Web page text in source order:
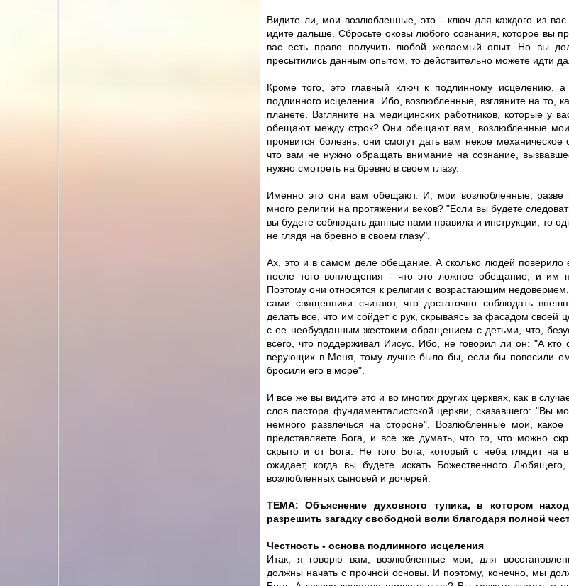
Видите ли, мои возлюбленные, это - ключ для каждого из
идите дальше. Сбросьте оковы любого сознания, которое вы
вас есть право получить любой желаемый опыт. Но вы
пресытились данным опытом, то действительно можете идти
Кроме того, это главный ключ к подлинному исцелению, а
подлинного исцеления. Ибо, возлюбленные, взгляните на то,
планете. Взгляните на медицинских работников, которые у
обещают между строк? Они обещают вам, возлюбленные
проявится болезнь, они смогут дать вам некое
что вам не нужно обращать внимание на сознание,
нужно смотреть на бревно в своем глазу.
Именно это они вам обещают. И, мои возлюбленные,
много религий на протяжении веков? "Если вы будете
вы будете соблюдать данные нами правила и инструкции, то
не глядя на бревно в своем глазу".
Ах, это и в самом деле обещание. А сколько людей поверило
после того воплощения - что это ложное обещание, и им
Поэтому они относятся к религии с возрастающим
сами священники считают, что достаточно соблюдать
делать все, что им сойдет с рук, скрываясь за фасадом своей
с ее необузданным жестоким обращением с детьми, что,
всего, что поддерживал Иисус. Ибо, не говорил ли он: "А кто
верующих в Меня, тому лучше было бы, если бы повесили
бросили его в море".
И все же вы видите это и во многих других церквях, как в
слов пастора фундаменталистской церкви, сказавшего: "Вы
немного развлечься на стороне". Возлюбленные мои,
представляете Бога, и все же думать, что то, что можно
скрыто и от Бога. Не того Бога, который с неба глядит на
ожидает, когда вы будете искать Божественного
возлюбленных сыновей и дочерей.
ТЕМА: Объяснение духовного тупика, в котором
разрешить загадку свободной воли благодаря полной
Честность - основа подлинного исцеления
Итак, я говорю вам, возлюбленные мои, для
должны начать с прочной основы. И поэтому, конечно, мы